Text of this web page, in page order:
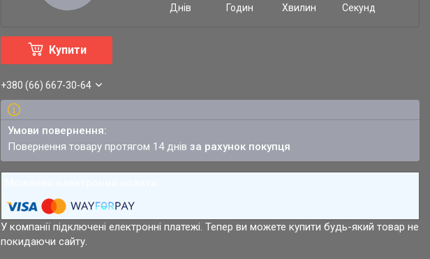
Днів Годин Хвилин Секунд
Купити
+380 (66) 667-30-64
повернення товару протягом 14 днівза рахунок покупця
У компанії підключені електронні платежі. Тепер ви можете купити будь-який товар не
покидаючи сайту.